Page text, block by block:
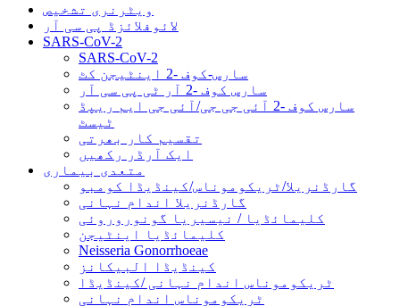
ویٹرنری تشخیص
لائوفلائزڈ پی سی آر
SARS-CoV-2
SARS-CoV-2
سارس-کوف -2 اینٹیجن کٹ
سارس کوف -2 آر ٹی پی سی آر
سارس کوف -2 آئی جی جی/آئی جی ایم ریپڈ
ٹیسٹ
تقسیم کار بھرتی
ایک آرڈر رکھیں
متعدی بیماری
گارڈنریلا/ٹریکوموناس/کینڈیڈا کومبو
گارڈنریلا اندام نہانی
کلیمائڈیا / نیسیریا گونوروروئی
کلیمائڈیا اینٹیجن
Neisseria Gonorrhoeae
کینڈیڈا البیکانز
ٹریکوموناس اندام نہانی /کینڈیڈا
ٹریکوموناس اندام نہانی